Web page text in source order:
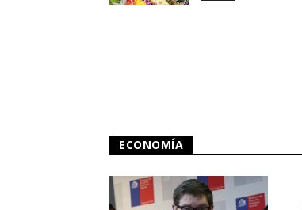
ECONOMÍA